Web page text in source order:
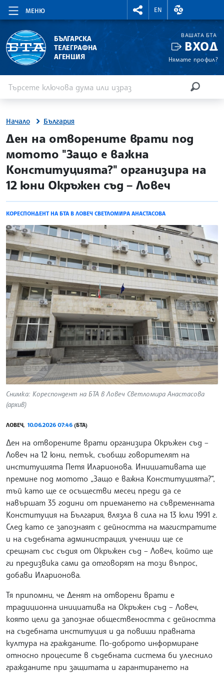
МЕНЮ
RIGHTMENU.SOCIAL
EN
ВАЛУТНИ
БЪЛГАРСКА
ТЕЛЕГРАФНА
АГЕНЦИЯ
ВАШАТА БТА
ВХОД
Нямате профил?
Начало България
site.bta
Ден на отворените врати под
мотото "Защо е важна
Конституцията?" организира на
12 юни Окръжен съд – Ловеч
КОРЕСПОНДЕНТ НА БТА В ЛОВЕЧ СВЕТЛОМИРА АНАСТАСОВА
Снимка: Кореспондент на БТА в Ловеч Светломира Анастасова
(архив)
ЛОВЕЧ, 10.06.2026 07:46 (БТА)
Ден на отворените врати организира Окръжен съд –
Ловеч на 12 юни, петък, съобщи говорителят на
институцията Петя Иларионова. Инициативата ще
премине под мотото „Защо е важна Конституцията?“,
тъй като ще се осъществи месец преди да се
навършат 35 години от приемането на съвременната
Конституция на България, влязла в сила на 13 юли 1991 г.
След като се запознаят с дейността на магистратите
и на съдебната администрация, ученици ще се
срещнат със съдия от Окръжен съд – Ловеч, който ще
ги предизвика сами да отговорят на този въпрос,
добави Иларионова.
Тя припомни, че Денят на отворени врати е
традиционна инициатива на Окръжен съд – Ловеч,
която цели да запознае обществеността с дейността
на съдебната институция и да повиши правната
култура на гражданите. По-доброто информиране
относно процесите в съдебната система би улеснило
гражданите при защитата и гарантирането на